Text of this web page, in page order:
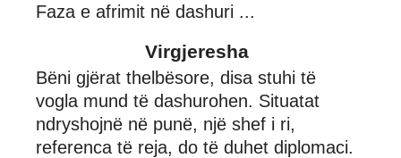
Faza e afrimit në dashuri ...
Virgjeresha
Bëni gjërat thelbësore, disa stuhi të
vogla mund të dashurohen. Situatat
ndryshojnë në punë, një shef i ri,
referenca të reja, do të duhet diplomaci.